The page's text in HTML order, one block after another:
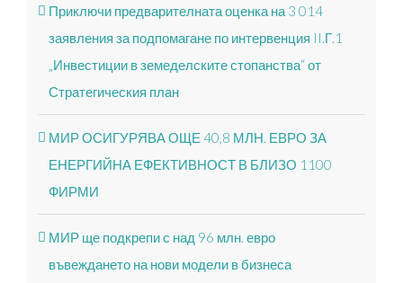
Приключи предварителната оценка на 3 014
заявления за подпомагане по интервенция II.Г.1
„Инвестиции в земеделските стопанства“ от
Стратегическия план
МИР ОСИГУРЯВА ОЩЕ 40,8 МЛН. ЕВРО ЗА
ЕНЕРГИЙНА ЕФЕКТИВНОСТ В БЛИЗО 1100
ФИРМИ
МИР ще подкрепи с над 96 млн. евро
въвеждането на нови модели в бизнеса